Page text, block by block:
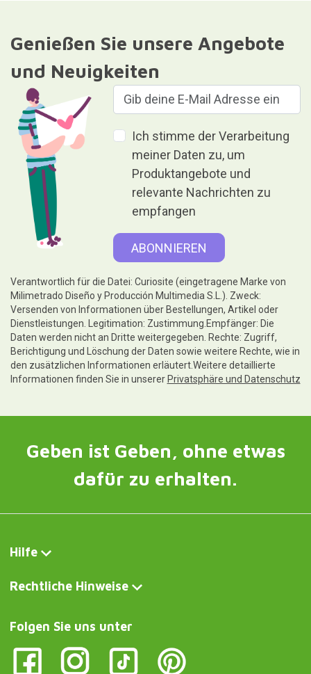
Genießen Sie unsere Angebote
und Neuigkeiten
Ich stimme der Verarbeitung
meiner Daten zu, um
Produktangebote und
relevante Nachrichten zu
empfangen
Verantwortlich für die Datei: Curiosite (eingetragene Marke von
Milimetrado Diseño y Producción Multimedia S.L.). Zweck:
Versenden von Informationen über Bestellungen, Artikel oder
Dienstleistungen. Legitimation: Zustimmung.Empfänger: Die
Daten werden nicht an Dritte weitergegeben. Rechte: Zugriff,
Berichtigung und Löschung der Daten sowie weitere Rechte, wie in
den zusätzlichen Informationen erläutert.Weitere detaillierte
Informationen finden Sie in unserer Privatsphäre und Datenschutz
Geben ist Geben, ohne etwas
dafür zu erhalten.
Hilfe
Rechtliche Hinweise
Folgen Sie uns unter